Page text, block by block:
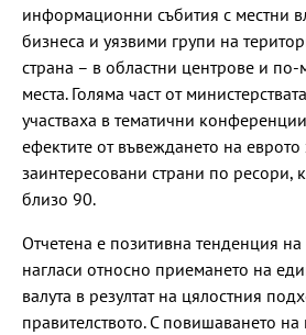
информационни събития с местни
бизнеса и уязвими групи на
страна – в областни центрове и
места. Голяма част от
участваха в тематични
ефектите от въвеждането на еврото
заинтересовани страни по ресори,
близо 90.
Отчетена е позитивна тенденция
нагласи относно приемането на
валута в резултат на цялостния
правителството. С повишаването